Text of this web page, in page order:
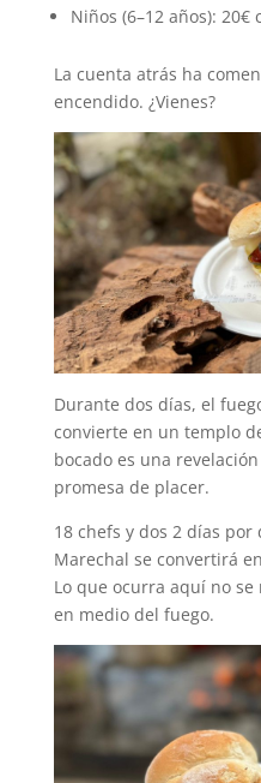
Niños (6–12 años):
La cuenta atrás ha
encendido. ¿Vienes?
Durante dos días, el
convierte en un templo
bocado es una
promesa de placer.
18 chefs y dos 2 días
Marechal se convertirá
Lo que ocurra aquí no
en medio del fuego.